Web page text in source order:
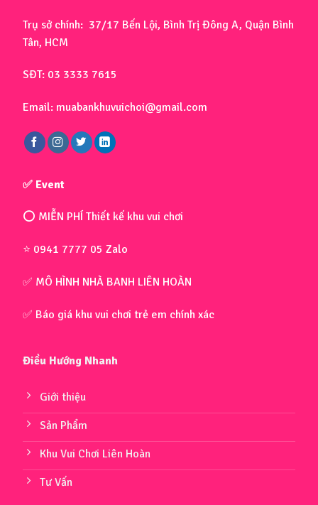
Trụ sở chính: 37/17 Bến Lội, Bình Trị Đông A, Quận Bình
Tân, HCM
SĐT: 03 3333 7615
Email: muabankhuvuichoi@gmail.com
✅ Event
⭕ MIỄN PHÍ Thiết kế khu vui chơi
⭐ 0941 7777 05 Zalo
✅ MÔ HÌNH NHÀ BANH LIÊN HOÀN
✅ Báo giá khu vui chơi trẻ em chính xác
Điều Hướng Nhanh
Giới thiệu
Sản Phẩm
Khu Vui Chơi Liên Hoàn
Tư Vấn